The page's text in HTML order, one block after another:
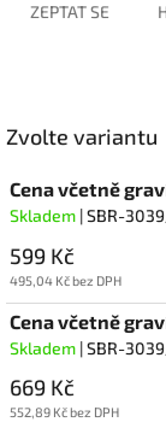
ZEPTAT SE
Zvolte variantu
Cena včetně
Skladem | SBR-
599 Kč
495,04 Kč bez DPH
Cena včetně
Skladem | SBR-
669 Kč
552,89 Kč bez DPH